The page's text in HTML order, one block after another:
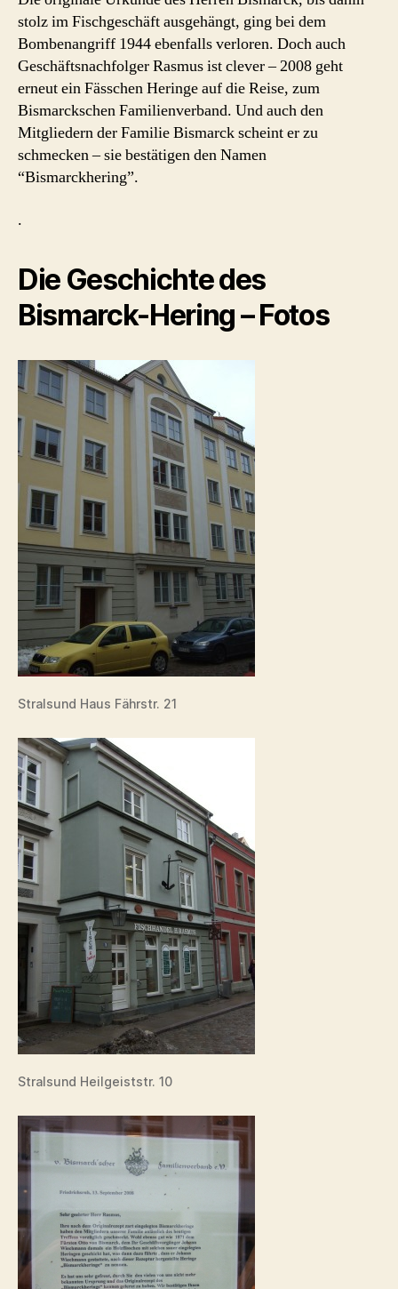
stolz im Fischgeschäft ausgehängt, ging bei dem
Bombenangriff 1944 ebenfalls verloren. Doch auch
Geschäftsnachfolger Rasmus ist clever – 2008 geht
erneut ein Fässchen Heringe auf die Reise, zum
Bismarckschen Familienverband. Und auch den
Mitgliedern der Familie Bismarck scheint er zu
schmecken – sie bestätigen den Namen
“Bismarckhering”.
.
Die Geschichte des
Bismarck-Hering – Fotos
Stralsund Haus Fährstr. 21
Stralsund Heilgeiststr. 10